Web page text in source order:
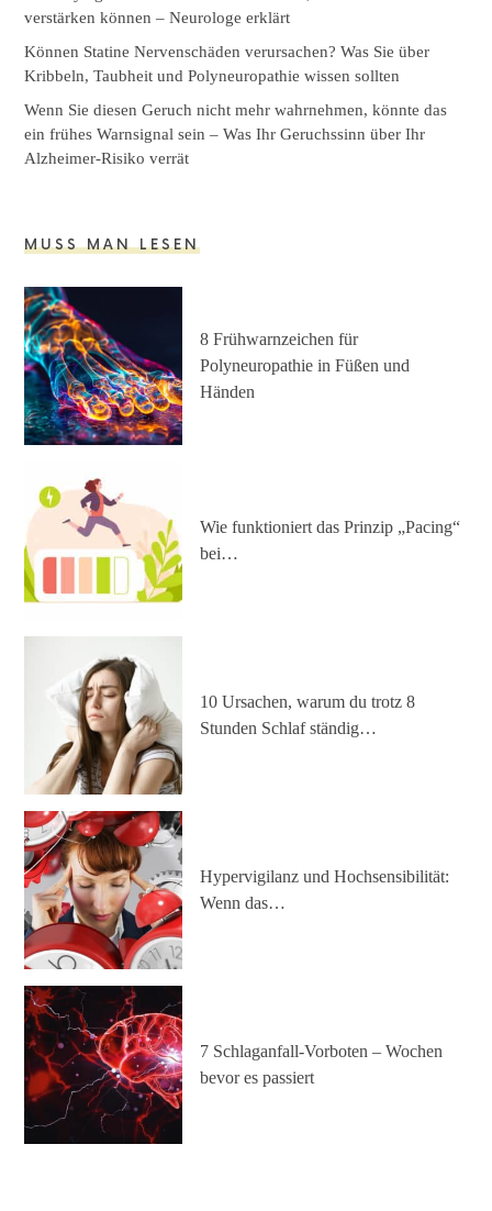
verstärken können – Neurologe erklärt
Können Statine Nervenschäden verursachen? Was Sie über
Kribbeln, Taubheit und Polyneuropathie wissen sollten
Wenn Sie diesen Geruch nicht mehr wahrnehmen, könnte das
ein frühes Warnsignal sein – Was Ihr Geruchssinn über Ihr
Alzheimer-Risiko verrät
MUSS MAN LESEN
8 Frühwarnzeichen für
Polyneuropathie in Füßen und
Händen
Wie funktioniert das Prinzip „Pacing“
bei…
10 Ursachen, warum du trotz 8
Stunden Schlaf ständig…
Hypervigilanz und Hochsensibilität:
Wenn das…
7 Schlaganfall-Vorboten – Wochen
bevor es passiert